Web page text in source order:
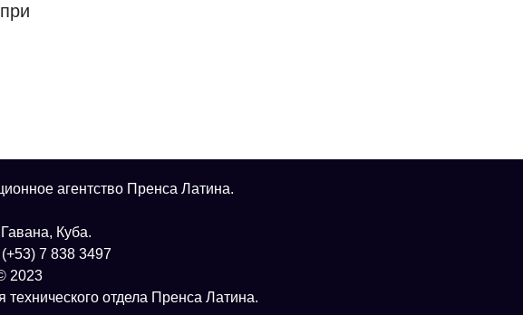
агентство Пренса Латина.
Куба.
7 838 3497
2023
отдела Пренса Латина.